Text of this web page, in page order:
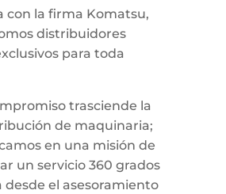
con la firma Komatsu,
distribuidores
para toda
trasciende la
de maquinaria;
en una misión de
un servicio 360 grados
desde el asesoramiento